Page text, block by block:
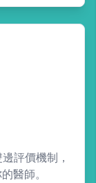
評價機制，
醫師。